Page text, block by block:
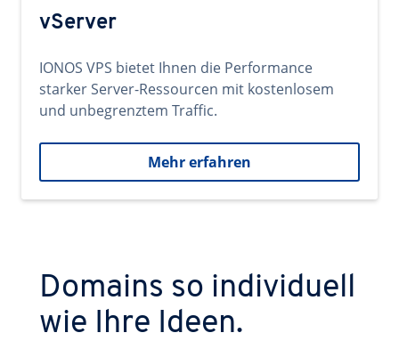
vServer
IONOS VPS bietet Ihnen die Performance
starker Server-Ressourcen mit kostenlosem
und unbegrenztem Traffic.
Mehr erfahren
Domains so individuell
wie Ihre Ideen.